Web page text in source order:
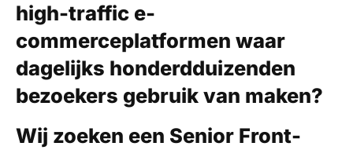
high-traffic e-
commerceplatformen waar
dagelijks honderdduizenden
bezoekers gebruik van maken?
Wij zoeken een Senior Front-